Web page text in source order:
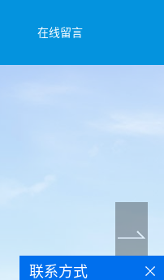
在线留言
联系方式